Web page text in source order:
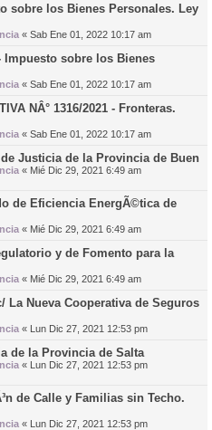
sobre los Bienes Personales. Ley
« Sab Ene 01, 2022 10:17 am
Impuesto sobre los Bienes
« Sab Ene 01, 2022 10:17 am
NÂ° 1316/2021 - Fronteras.
« Sab Ene 01, 2022 10:17 am
Justicia de la Provincia de Buen
« Mié Dic 29, 2021 6:49 am
de Eficiencia EnergÃ©tica de
« Mié Dic 29, 2021 6:49 am
y de Fomento para la
« Mié Dic 29, 2021 6:49 am
La Nueva Cooperativa de Seguros
« Lun Dic 27, 2021 12:53 pm
de la Provincia de Salta
« Lun Dic 27, 2021 12:53 pm
de Calle y Familias sin Techo.
« Lun Dic 27, 2021 12:53 pm